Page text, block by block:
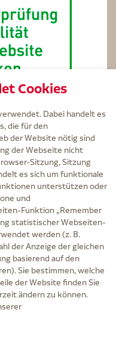
und fragen Sie
die Versandkosten.
Cookies
Dabei handelt es
die für den
der Website nötig sind
der Webseite nicht
Sitzung, Sitzung
es sich um funktionale
unterstützen oder
und
Funktion „Remember
statistischer Webseiten-
werden (z. B.
der Anzeige der gleichen
basierend auf den
Sie bestimmen, welche
der Website finden Sie
ändern zu können.